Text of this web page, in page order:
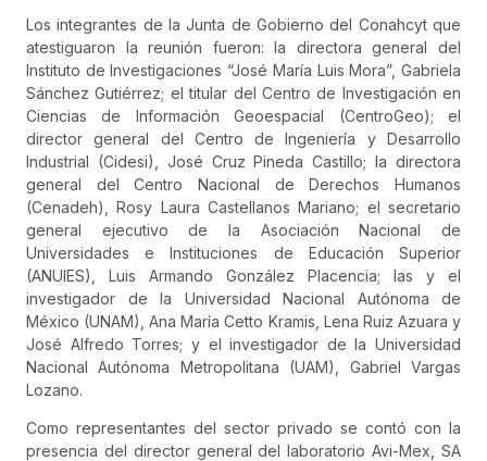
Los integrantes de la Junta de Gobierno del Conahcyt que
atestiguaron la reunión fueron: la directora general del
Instituto de Investigaciones “José María Luis Mora”, Gabriela
Sánchez Gutiérrez; el titular del Centro de Investigación en
Ciencias de Información Geoespacial (CentroGeo); el
director general del Centro de Ingeniería y Desarrollo
Industrial (Cidesi), José Cruz Pineda Castillo; la directora
general del Centro Nacional de Derechos Humanos
(Cenadeh), Rosy Laura Castellanos Mariano; el secretario
general ejecutivo de la Asociación Nacional de
Universidades e Instituciones de Educación Superior
(ANUIES), Luis Armando González Placencia; las y el
investigador de la Universidad Nacional Autónoma de
México (UNAM), Ana María Cetto Kramis, Lena Ruiz Azuara y
José Alfredo Torres; y el investigador de la Universidad
Nacional Autónoma Metropolitana (UAM), Gabriel Vargas
Lozano.
Como representantes del sector privado se contó con la
presencia del director general del laboratorio Avi-Mex, SA